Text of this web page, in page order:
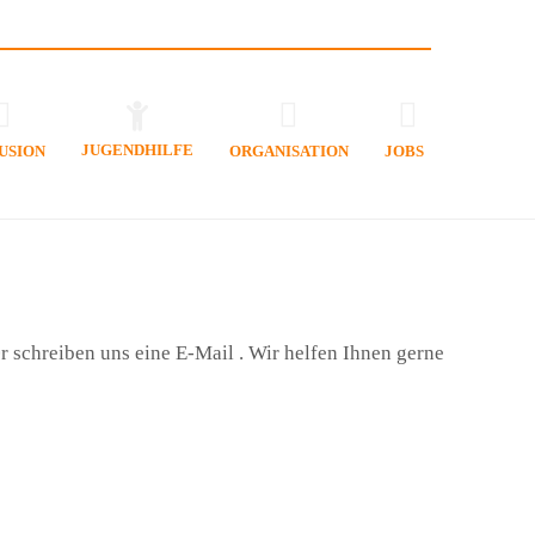
JUGENDHILFE ORGANISATION JOBS
schreiben uns eine E-Mail . Wir helfen Ihnen gerne